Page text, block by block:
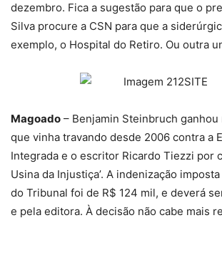
dezembro. Fica a sugestão para que o
Silva procure a CSN para que a
exemplo, o Hospital do Retiro. Ou outra
Magoado – Benjamin Steinbruch ganhou
que vinha travando desde 2006 contra a
Integrada e o escritor Ricardo Tiezzi por
Usina da Injustiça’. A indenização
do Tribunal foi de R$ 124 mil, e deverá
e pela editora. À decisão não cabe mais